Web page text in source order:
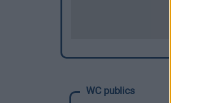
WC publics